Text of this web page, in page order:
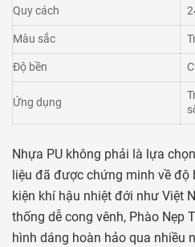
Quy cách
Màu sắc
Độ bền
Ứng dụng
Nhựa PU không phải là lựa
liệu đã được chứng minh về
kiện khí hậu nhiệt đới như Việt
thống dễ cong vênh, Phào Nẹp
hình dáng hoàn hảo qua nhiều